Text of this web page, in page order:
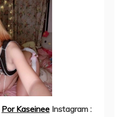
Por Kaseinee Instagram :